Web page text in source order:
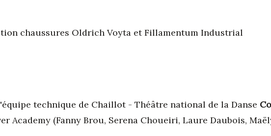
chaussures Oldrich Voyta et Fillamentum Industrial
technique de Chaillot - Théâtre national de la Danse
Academy (Fanny Brou, Serena Choueiri, Laure Daubois,